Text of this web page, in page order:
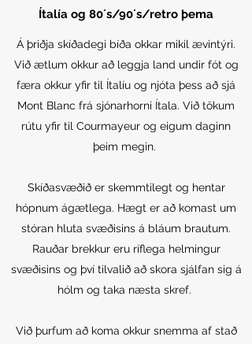
Ítalía og 80´s/90´s/retro þema
Á þriðja skíðadegi bíða okkar mikil ævintýri.
Við ætlum okkur að leggja land undir fót og
færa okkur yfir til Ítalíu og njóta þess að sjá
Mont Blanc frá sjónarhorni Ítala. Við tökum
rútu yfir til Courmayeur og eigum daginn
þeim megin.
Skíðasvæðið er skemmtilegt og hentar
hópnum ágætlega. Hægt er að komast um
stóran hluta svæðisins á bláum brautum.
Rauðar brekkur eru ríflega helmingur
svæðisins og því tilvalið að skora sjálfan sig á
hólm og taka næsta skref.
Við þurfum að koma okkur snemma af stað